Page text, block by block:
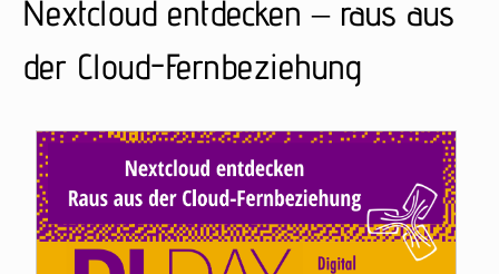
Nextcloud entdecken – raus aus
der Cloud-Fernbeziehung